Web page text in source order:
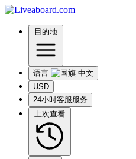
目的地
语言
USD
24小时客服服务
上次查看